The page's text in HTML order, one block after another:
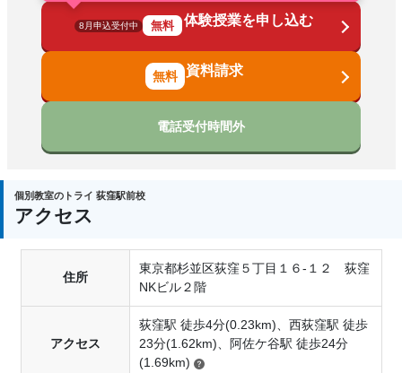
8月申込受付中 無料 体験授業を申し込む
資料請求
電話受付時間外
個別教室のトライ 荻窪駅前校
アクセス
住所
東京都杉並区荻窪５丁目１６-１２ 荻窪
NKビル２階
アクセス
荻窪駅 徒歩4分(0.23km)、西荻窪駅 徒歩
23分(1.62km)、阿佐ケ谷駅 徒歩24分
(1.69km)